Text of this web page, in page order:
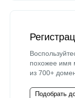
похожее имя
из 700+
Подобрать